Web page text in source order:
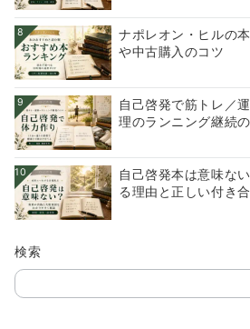
8
ナポレオン・ヒルの
や中古購入のコツ
9
自己啓発で筋トレ／
理のランニング継続
10
自己啓発本は意味な
る理由と正しい付き
検索